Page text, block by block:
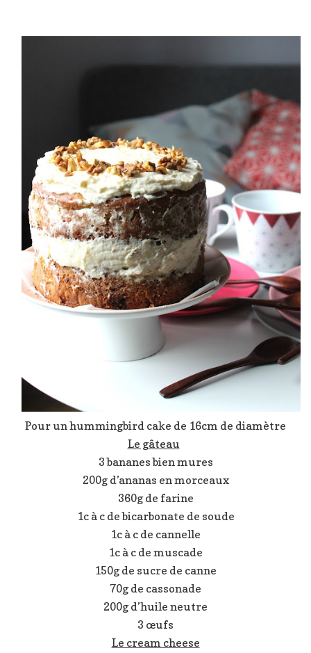
Pour un hummingbird cake de 16cm de diamètre
Le gâteau
3 bananes bien mures
200g d’ananas en morceaux
360g de farine
1c à c de bicarbonate de soude
1c à c de cannelle
1c à c de muscade
150g de sucre de canne
70g de cassonade
200g d’huile neutre
3 œufs
Le cream cheese